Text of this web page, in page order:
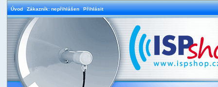
Úvod Zákazník: nepřihlášen Přihlásit